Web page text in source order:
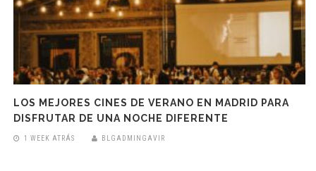
LOS MEJORES CINES DE VERANO EN MADRID PARA
DISFRUTAR DE UNA NOCHE DIFERENTE
1 WEEK ATRÁS BLGADMINGAVIR